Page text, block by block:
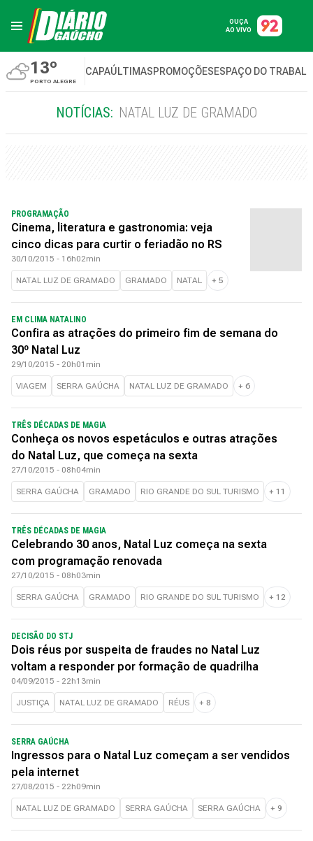
OUÇA
AO VIVO
13º
PORTO ALEGRE
CAPAÚLTIMASPROMOÇÕESESPAÇO DO
NOTÍCIAS: NATAL LUZ DE GRAMADO
PROGRAMAÇÃO
Cinema, literatura e gastronomia: veja
cinco dicas para curtir o feriadão no RS
30/10/2015 - 16h02min
NATAL LUZ DE GRAMADO GRAMADO NATAL + 5
EM CLIMA NATALINO
Confira as atrações do primeiro fim de semana do
30º Natal Luz
29/10/2015 - 20h01min
VIAGEM SERRA GAÚCHA NATAL LUZ DE GRAMADO + 6
TRÊS DÉCADAS DE MAGIA
Conheça os novos espetáculos e outras atrações
do Natal Luz, que começa na sexta
27/10/2015 - 08h04min
SERRA GAÚCHA GRAMADO RIO GRANDE DO SUL TURISMO + 11
TRÊS DÉCADAS DE MAGIA
Celebrando 30 anos, Natal Luz começa na sexta
com programação renovada
27/10/2015 - 08h03min
SERRA GAÚCHA GRAMADO RIO GRANDE DO SUL TURISMO + 12
DECISÃO DO STJ
Dois réus por suspeita de fraudes no Natal Luz
voltam a responder por formação de quadrilha
04/09/2015 - 22h13min
JUSTIÇA NATAL LUZ DE GRAMADO RÉUS + 8
SERRA GAÚCHA
Ingressos para o Natal Luz começam a ser vendidos
pela internet
27/08/2015 - 22h09min
NATAL LUZ DE GRAMADO SERRA GAÚCHA SERRA GAÚCHA + 9